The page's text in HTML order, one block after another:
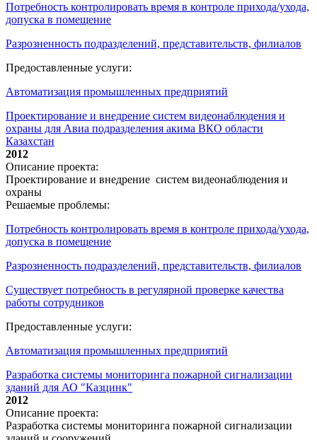
Потребность контролировать время в контроле прихода/ухода,
допуска в помещение
Разрозненность подразделений, представительств, филиалов
Предоставленные услуги:
Автоматизация промышленных предприятий
Проектирование и внедрение систем видеонаблюдения и
охраны для Авиа подразделения акима ВКО области
Казахстан
2012
Описание проекта:
Проектирование и внедрение систем видеонаблюдения и
охраны
Решаемые проблемы:
Потребность контролировать время в контроле прихода/ухода,
допуска в помещение
Разрозненность подразделений, представительств, филиалов
Существует потребность в регулярной проверке качества
работы сотрудников
Предоставленные услуги:
Автоматизация промышленных предприятий
Разработка системы мониторинга пожарной сигнализации
зданий для АО "Казцинк"
2012
Описание проекта:
Разработка системы мониторинга пожарной сигнализации